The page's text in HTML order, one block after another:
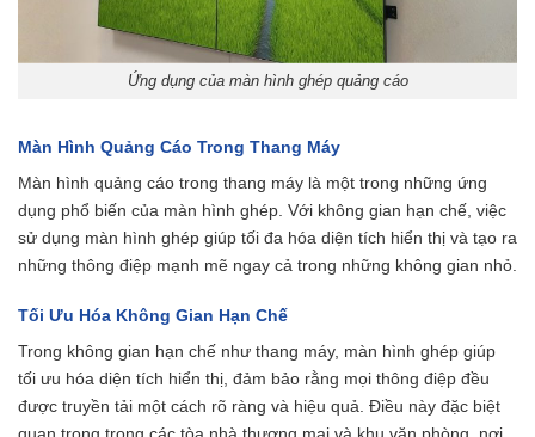
Ứng dụng của màn hình ghép quảng cáo
Màn Hình Quảng Cáo Trong Thang Máy
Màn hình quảng cáo trong thang máy là một trong những ứng
dụng phổ biến của màn hình ghép. Với không gian hạn chế, việc
sử dụng màn hình ghép giúp tối đa hóa diện tích hiển thị và tạo ra
những thông điệp mạnh mẽ ngay cả trong những không gian nhỏ.
Tối Ưu Hóa Không Gian Hạn Chế
Trong không gian hạn chế như thang máy, màn hình ghép giúp
tối ưu hóa diện tích hiển thị, đảm bảo rằng mọi thông điệp đều
được truyền tải một cách rõ ràng và hiệu quả. Điều này đặc biệt